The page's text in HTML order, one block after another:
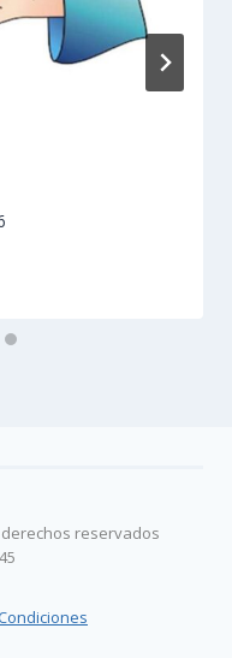
derechos reservados